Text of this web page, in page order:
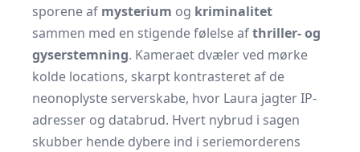
sporene af mysterium og kriminalitet
sammen med en stigende følelse afthriller- og
gyserstemning. Kameraet dvæler ved mørke
kolde locations, skarpt kontrasteret af de
neonoplyste serverskabe, hvor Laura jagter IP-
adresser og databrud. Hvert nybrud i sagen
skubber hende dybere ind i seriemorderens